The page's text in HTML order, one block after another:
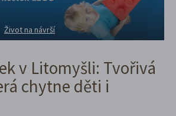
Život na návrší
v Litomyšli: Tvořivá
chytne děti i